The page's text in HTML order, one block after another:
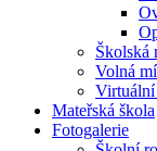
Školská
Volná
Mateřská škola
Fotogalerie